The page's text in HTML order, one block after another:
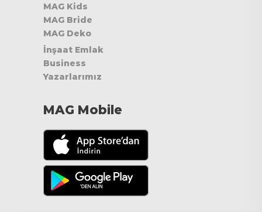
MAG Kids
MAG Bride
MAG Deko
İnşaat Emlak
Business
Yazarlarımız
MAG Mobile